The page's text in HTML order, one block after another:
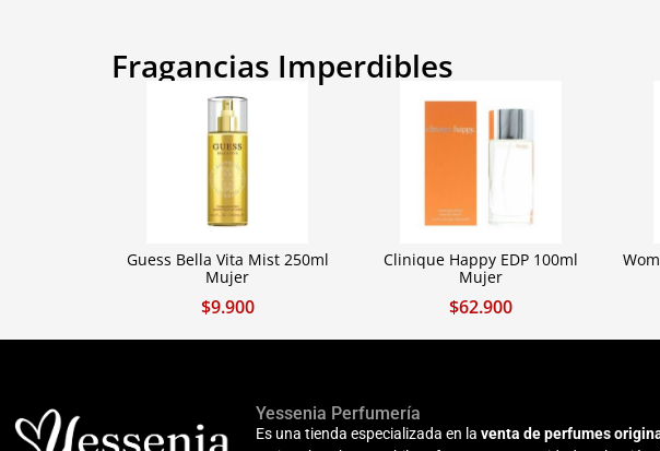
Fragancias Imperdibles
Guess Bella Vita Mist 250ml
Mujer
$9.900
Clinique Happy EDP 100ml
Mujer
$62.900
Yessenia Perfumería
Es una tienda especializada en laventa de perfumes